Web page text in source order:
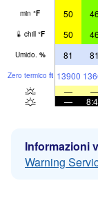
min °F 50 46
chill °F 50 46
Umido. % 81 81
Zero termico ft 13900
—
—
—
Informazioni
Warning